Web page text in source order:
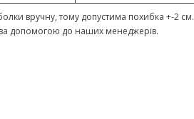
вручну, тому допустима похибка +-2 см.
допомогою до наших менеджерів.